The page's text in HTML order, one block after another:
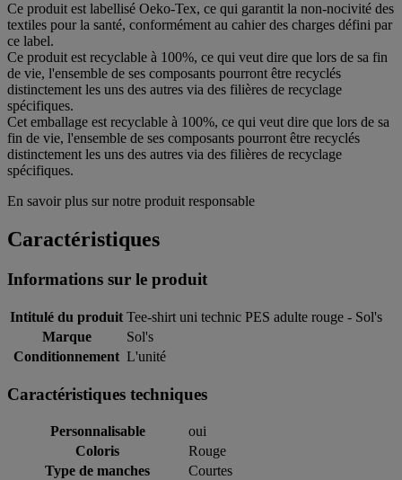
Ce produit est labellisé Oeko-Tex, ce qui garantit la non-nocivité des
textiles pour la santé, conformément au cahier des charges défini par
ce label.
Ce produit est recyclable à 100%, ce qui veut dire que lors de sa fin
de vie, l'ensemble de ses composants pourront être recyclés
distinctement les uns des autres via des filières de recyclage
spécifiques.
Cet emballage est recyclable à 100%, ce qui veut dire que lors de sa
fin de vie, l'ensemble de ses composants pourront être recyclés
distinctement les uns des autres via des filières de recyclage
spécifiques.
En savoir plus sur notre produit responsable
Caractéristiques
Informations sur le produit
Intitulé du produit Tee-shirt uni technic PES adulte rouge - Sol's
Marque
Sol's
Conditionnement L'unité
Caractéristiques techniques
Personnalisable
oui
Coloris
Rouge
Type de manches
Courtes